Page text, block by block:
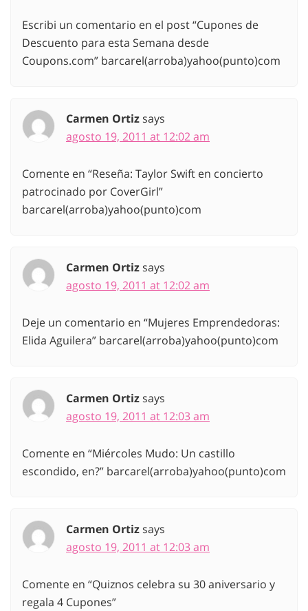
Escribi un comentario en el post “Cupones de
Descuento para esta Semana desde
Coupons.com” barcarel(arroba)yahoo(punto)com
Carmen Ortizsays
agosto 19, 2011 at 12:02 am
Comente en “Reseña: Taylor Swift en concierto
patrocinado por CoverGirl”
barcarel(arroba)yahoo(punto)com
Carmen Ortizsays
agosto 19, 2011 at 12:02 am
Deje un comentario en “Mujeres Emprendedoras:
Elida Aguilera” barcarel(arroba)yahoo(punto)com
Carmen Ortizsays
agosto 19, 2011 at 12:03 am
Comente en “Miércoles Mudo: Un castillo
escondido, en?” barcarel(arroba)yahoo(punto)com
Carmen Ortizsays
agosto 19, 2011 at 12:03 am
Comente en “Quiznos celebra su 30 aniversario y
regala 4 Cupones”